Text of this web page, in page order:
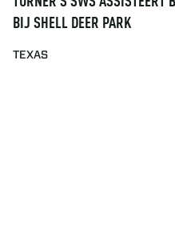
BIJ SHELL DEER PARK
TEXAS